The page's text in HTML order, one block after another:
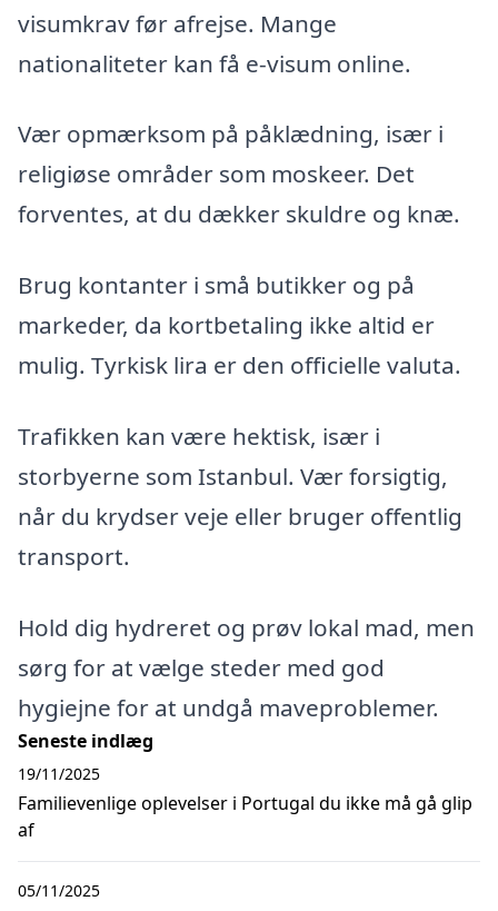
visumkrav før afrejse. Mange
nationaliteter kan få e-visum online.
Vær opmærksom på påklædning, især i
religiøse områder som moskeer. Det
forventes, at du dækker skuldre og knæ.
Brug kontanter i små butikker og på
markeder, da kortbetaling ikke altid er
mulig. Tyrkisk lira er den officielle valuta.
Trafikken kan være hektisk, især i
storbyerne som Istanbul. Vær forsigtig,
når du krydser veje eller bruger offentlig
transport.
Hold dig hydreret og prøv lokal mad, men
sørg for at vælge steder med god
hygiejne for at undgå maveproblemer.
Seneste indlæg
Familievenlige oplevelser i Portugal du ikke må gå glip
af
19/11/2025
05/11/2025